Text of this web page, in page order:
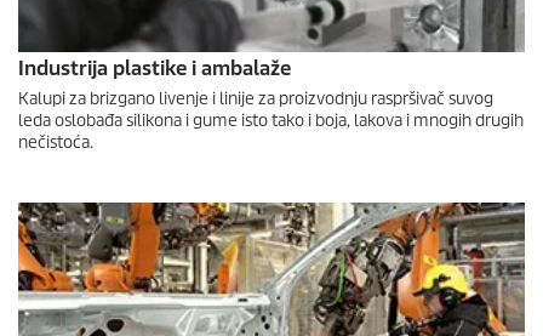
Industrija plastike i ambalaže
Kalupi za brizgano livenje i linije za proizvodnju raspršivač suvog
leda oslobađa silikona i gume isto tako i boja, lakova i mnogih drugih
nečistoća.